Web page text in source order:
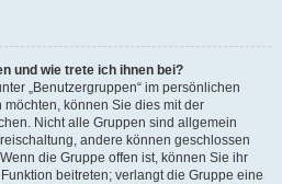
und wie trete ich ihnen bei?
„Benutzergruppen“ im persönlichen
können Sie dies mit der
Nicht alle Gruppen sind allgemein
andere können geschlossen
die Gruppe offen ist, können Sie ihr
beitreten; verlangt die Gruppe eine